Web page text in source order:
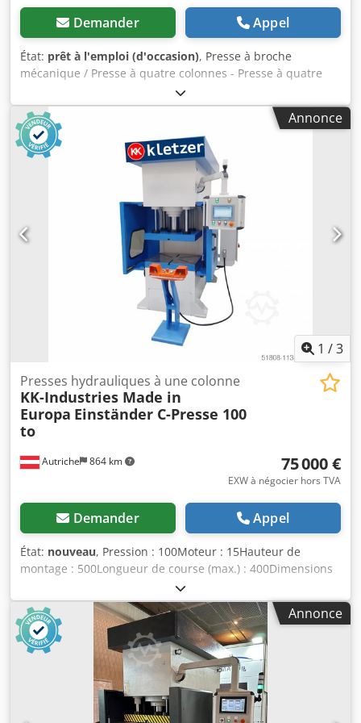
Demander Appel
État: prêt à l'emploi (d'occasion), Presse à broche
mécanique / Presse à quatre colonnes - Presse à quatre
colonnes - Dimensions de la table, voir les images - Force
de pression d’environ 40 tonnes. Dedpfxszta Tus Abfskr
Dimensions : L x l x H : 1,5 x 1,5 x 2,0 mètres / Poids : 700
kg Sous réserve d’erreurs et d’omissions.
Annonce
1 /3
Autriche 864 km
Presses hydrauliques à une colonne
KK-Industries Made in
Europa Einständer C-Presse 100
to
75 000 €
EXW à négocier hors TVA
Demander Appel
État: nouveau, Pression : 100Moteur : 15Hauteur de
montage : 500Longueur de course (max.) : 400Dimensions
de la table : 800 x 600Surface du poussoir : 800 x
600Hauteur de la table : 850Dimensions (LxLxH) : 1.300 x
2.000 x 2.750Poids approx. : 5.500Remplissage d'huile :
200Commande / interrupteur à clé : 1. mode de réglage
manuel sans capteur de lumière(max. 10mm. /sec. vitesse)
2. automatique (à pleine vitesse) avec capteur de lumière
Cylindre principal : Ø 230mm. Cylindre auxiliaire : 2 pcs Ø
50 x 30mm. Guidage auxiliaire : 2 pcs. Ø 50mm. Moteur :
Annonce